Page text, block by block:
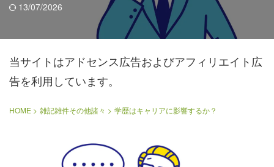
13/07/2026
当サイトはアドセンス広告およびアフィリエイト広
告を利用しています。
HOME > 雑記雑件その他諸々 > 学歴はキャリアに影響するか？